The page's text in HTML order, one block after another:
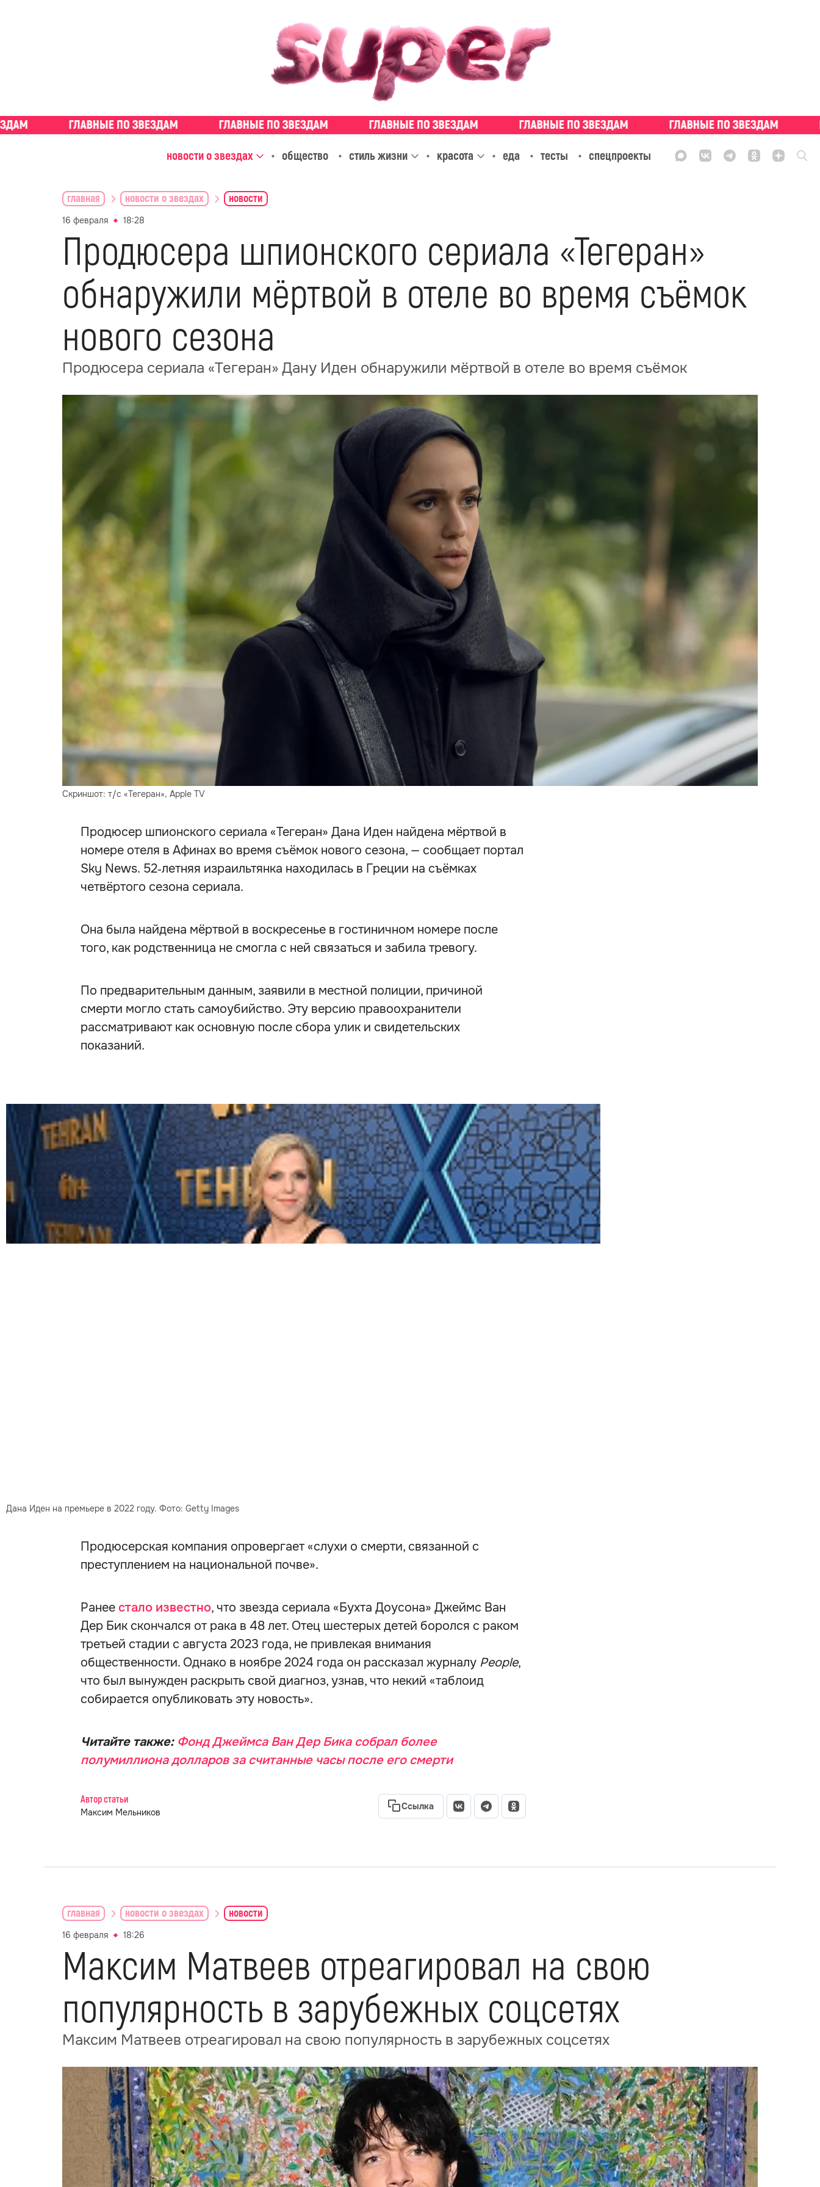
новости о звездах общество стиль жизни красота еда тесты спецпроекты
главная новости о звездах новости
16 февраля 18:28
Продюсера шпионского сериала «Тегеран»
обнаружили мёртвой в отеле во время съёмок
нового сезона
Продюсера сериала «Тегеран» Дану Иден обнаружили мёртвой в отеле во время съёмок
Скриншот: т/с «Тегеран», Apple TV
Продюсер шпионского сериала «Тегеран» Дана Иден найдена мёртвой в
номере отеля в Афинах во время съёмок нового сезона, — сообщает портал
Sky News. 52‑летняя израильтянка находилась в Греции на съёмках
четвёртого сезона сериала.
Она была найдена мёртвой в воскресенье в гостиничном номере после
того, как родственница не смогла с ней связаться и забила тревогу.
По предварительным данным, заявили в местной полиции, причиной
смерти могло стать самоубийство. Эту версию правоохранители
рассматривают как основную после сбора улик и свидетельских
показаний.
Дана Иден на премьере в 2022 году. Фото: Getty Images
Продюсерская компания опровергает «слухи о смерти, связанной с
преступлением на национальной почве».
Ранее стало известно, что звезда сериала «Бухта Доусона» Джеймс Ван
Дер Бик скончался от рака в 48 лет. Отец шестерых детей боролся с раком
третьей стадии с августа 2023 года, не привлекая внимания
общественности. Однако в ноябре 2024 года он рассказал журналу People,
что был вынужден раскрыть свой диагноз, узнав, что некий «таблоид
собирается опубликовать эту новость».
Читайте также: Фонд Джеймса Ван Дер Бика собрал более
полумиллиона долларов за считанные часы после его смерти
Автор статьи
Максим Мельников
Ссылка
главная новости о звездах новости
16 февраля 18:26
Максим Матвеев отреагировал на свою
популярность в зарубежных соцсетях
Максим Матвеев отреагировал на свою популярность в зарубежных соцсетях